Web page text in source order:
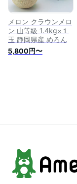
メロン クラウンメロ
ン 山等級 1.4kg×１
玉 静岡県産 めろん
5,800円〜